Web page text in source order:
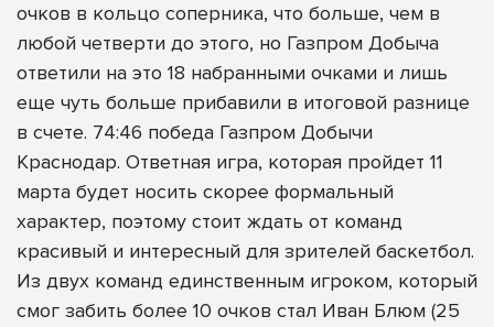
очков в кольцо соперника, что больше, чем в
любой четверти до этого, но Газпром Добыча
ответили на это 18 набранными очками и лишь
еще чуть больше прибавили в итоговой разнице
в счете. 74:46 победа Газпром Добычи
Краснодар. Ответная игра, которая пройдет 11
марта будет носить скорее формальный
характер, поэтому стоит ждать от команд
красивый и интересный для зрителей баскетбол.
Из двух команд единственным игроком, который
смог забить более 10 очков стал Иван Блюм (25